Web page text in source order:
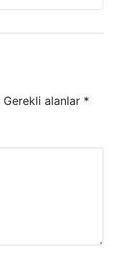
Gerekli alanlar *